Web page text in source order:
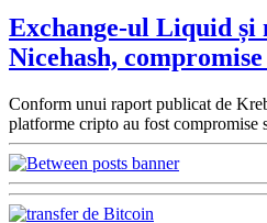
Exchange-ul Liquid și
Nicehash,
Conform unui raport publicat de
platforme cripto au fost compromise